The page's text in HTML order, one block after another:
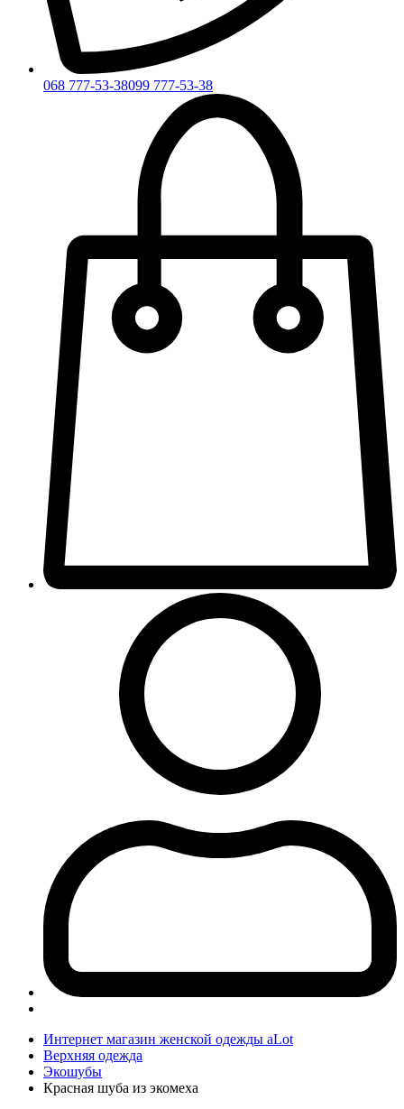
068 777-53-38099 777-53-38
Интернет магазин женской одежды aLot
Верхняя одежда
Экошубы
Красная шуба из экомеха